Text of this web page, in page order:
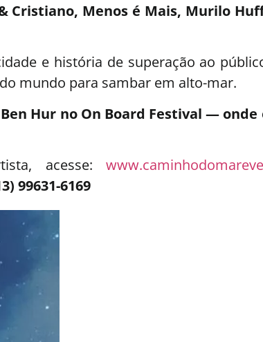
Cristiano, Menos é Mais, Murilo
e história de superação ao
mundo para sambar em alto-mar.
Hur no On Board Festival —
acesse:
99631-6169